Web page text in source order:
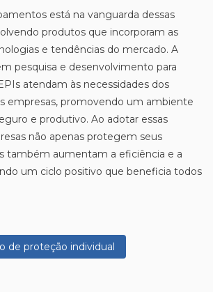
está na vanguarda dessas
produtos que incorporam as
e tendências do mercado. A
pesquisa e desenvolvimento para
atendam às necessidades dos
empresas, promovendo um ambiente
e produtivo. Ao adotar essas
não apenas protegem seus
também aumentam a eficiência e a
um ciclo positivo que beneficia todos
de proteção individual